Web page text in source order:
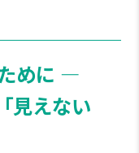
めに ―
見えない